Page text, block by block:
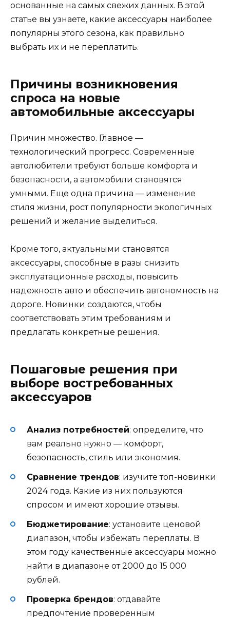
основанные на самых свежих данных. В этой
статье вы узнаете, какие аксессуары наиболее
популярны этого сезона, как правильно
выбрать их и не переплатить.
Причины возникновения
спроса на новые
автомобильные аксессуары
Причин множество. Главное —
технологический прогресс. Современные
автолюбители требуют больше комфорта и
безопасности, а автомобили становятся
умными. Еще одна причина — изменение
стиля жизни, рост популярности экологичных
решений и желание выделиться.
Кроме того, актуальными становятся
аксессуары, способные в разы снизить
эксплуатационные расходы, повысить
надежность авто и обеспечить автономность на
дороге. Новинки создаются, чтобы
соответствовать этим требованиям и
предлагать конкретные решения.
Пошаговые решения при
выборе востребованных
аксессуаров
Анализ потребностей: определите, что
вам реально нужно — комфорт,
безопасность, стиль или экономия.
Сравнение трендов: изучите топ-новинки
2024 года. Какие из них пользуются
спросом и имеют хорошие отзывы.
Бюджетирование: установите ценовой
диапазон, чтобы избежать переплаты. В
этом году качественные аксессуары можно
найти в диапазоне от 2000 до 15 000
рублей.
Проверка брендов: отдавайте
предпочтение проверенным